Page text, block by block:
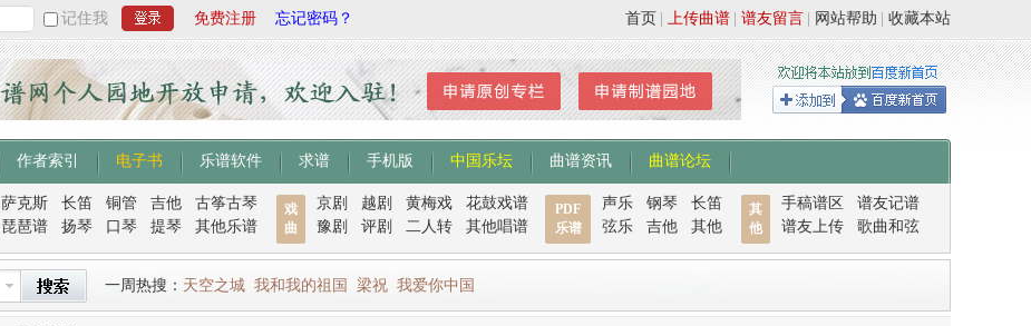
记住我 免费注册 忘记密码？ 收藏本站
网站帮助
谱友留言
上传曲谱
首页
作者索引 电子书 乐谱软件 求谱 手机版 中国乐坛 曲谱资讯 曲谱论坛
萨克斯 长笛 铜管 吉他
古筝古琴
琵琶谱 扬琴 口琴 提琴 其他乐谱
戏
曲
京剧 越剧 黄梅戏
花鼓戏谱
豫剧
评剧 二人转 其他唱谱
PDF
乐谱
声乐 钢琴
长笛
弦乐
吉他 其他
其
他
手稿谱区
谱友记谱
谱友上传
歌曲和弦
一周热搜： 天空之城 我和我的祖国 梁祝 我爱你中国